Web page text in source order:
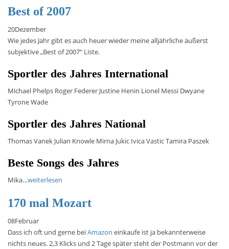
Best of 2007
20Dezember
Wie jedes Jahr gibt es auch heuer wieder meine alljährliche äußerst
subjektive „Best of 2007“ Liste.
Sportler des Jahres International
Michael Phelps Roger Federer Justine Henin Lionel Messi Dwyane
Tyrone Wade
Sportler des Jahres National
Thomas Vanek Julian Knowle Mirna Jukic Ivica Vastic Tamira Paszek
Beste Songs des Jahres
Mika…weiterlesen
170 mal Mozart
08Februar
Dass ich oft und gerne beiAmazon einkaufe ist ja bekannterweise
nichts neues. 2,3 Klicks und 2 Tage später steht der Postmann vor der